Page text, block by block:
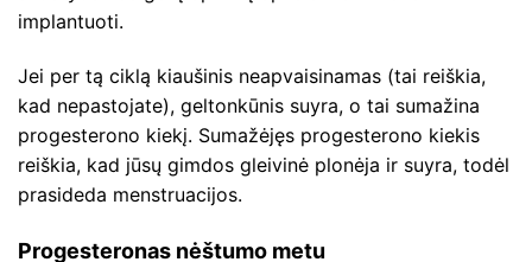
implantuoti.
Jei per tą ciklą kiaušinis neapvaisinamas (tai reiškia,
kad nepastojate), geltonkūnis suyra, o tai sumažina
progesterono kiekį. Sumažėjęs progesterono kiekis
reiškia, kad jūsų gimdos gleivinė plonėja ir suyra, todėl
prasideda menstruacijos.
Progesteronas nėštumo metu